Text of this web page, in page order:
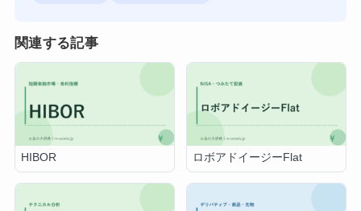
関連する記事
HIBOR ロボアドイージーFlat